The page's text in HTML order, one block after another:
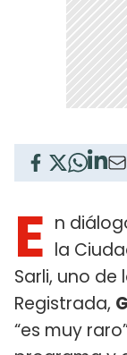
E n
la
Sarli, uno
Registrada,
“es muy